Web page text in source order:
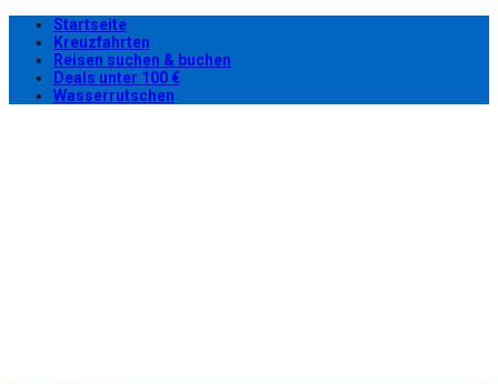
Startseite
Kreuzfahrten
Reisen suchen & buchen
Deals unter 100 €
Wasserrutschen